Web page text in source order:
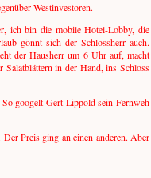
Westinvestoren.
ich bin die mobile Hotel-Lobby, die
gönnt sich der Schlossherr auch.
der Hausherr um 6 Uhr auf, macht
Salatblättern in der Hand, ins Schloss
googelt Gert Lippold sein Fernweh
Preis ging an einen anderen. Aber